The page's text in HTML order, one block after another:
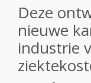
Deze
nieuwe
industrie